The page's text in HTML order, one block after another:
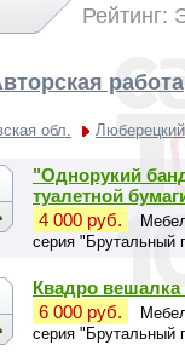
Рейтинг:
работа
обл.
"Однорукий
туалетной
4 000 руб.
серия "Брутальный
Квадро вешалка
6 000 руб.
серия "Брутальный